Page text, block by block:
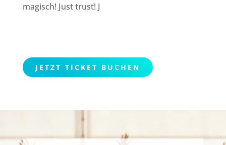
magisch! Just trust! J
JETZT TICKET BUCHEN